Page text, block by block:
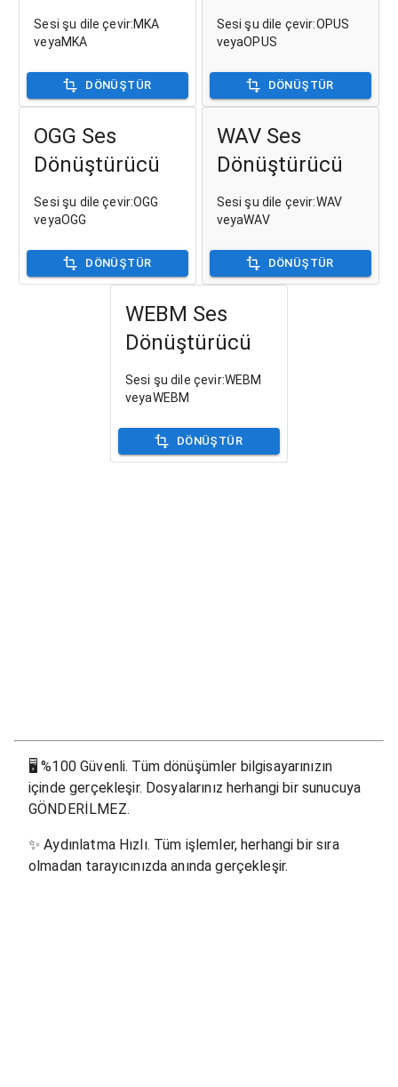
Sesi şu dile çevir:MKA
veyaMKA
DÖNÜŞTÜR
Sesi şu dile çevir:OPUS
veyaOPUS
DÖNÜŞTÜR
OGG Ses
Dönüştürücü
Sesi şu dile çevir:OGG
veyaOGG
DÖNÜŞTÜR
WAV Ses
Dönüştürücü
Sesi şu dile çevir:WAV
veyaWAV
DÖNÜŞTÜR
WEBM Ses
Dönüştürücü
Sesi şu dile çevir:WEBM
veyaWEBM
DÖNÜŞTÜR
🖥%100 Güvenli. Tüm dönüşümler bilgisayarınızın
içinde gerçekleşir. Dosyalarınız herhangi bir sunucuya
GÖNDERİLMEZ.
✨Aydınlatma Hızlı. Tüm işlemler, herhangi bir sıra
olmadan tarayıcınızda anında gerçekleşir.